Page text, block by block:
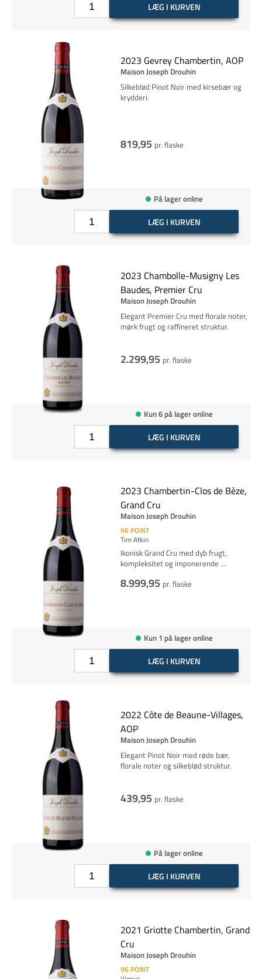
LÆG I KURVEN
2023 Gevrey Chambertin, AOP
Maison Joseph Drouhin
Silkeblød Pinot Noir med kirsebær og
krydderi.
819,95 pr. flaske
På lager online
LÆG I KURVEN
2023 Chambolle-Musigny Les
Baudes, Premier Cru
Maison Joseph Drouhin
Elegant Premier Cru med florale noter,
mørk frugt og raffineret struktur.
2.299,95 pr. flaske
Kun 6 på lager online
LÆG I KURVEN
2023 Chambertin-Clos de Bèze,
Grand Cru
Maison Joseph Drouhin
96 POINT
Tim Atkin
Ikonisk Grand Cru med dyb frugt,
kompleksitet og imponerende ...
8.999,95 pr. flaske
Kun 1 på lager online
LÆG I KURVEN
2022 Côte de Beaune-Villages,
AOP
Maison Joseph Drouhin
Elegant Pinot Noir med røde bær,
florale noter og silkeblød struktur.
439,95 pr. flaske
På lager online
LÆG I KURVEN
2021 Griotte Chambertin, Grand
Cru
Maison Joseph Drouhin
96 POINT